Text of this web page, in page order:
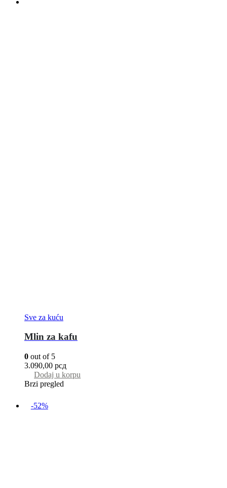
Sve za kuću
Mlin za kafu
0 out of 5
3.090,00 рсд
Dodaj u korpu
Brzi pregled
-52%